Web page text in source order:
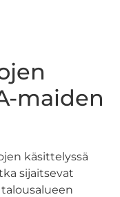
maiden
käsittelyssä
sijaitsevat